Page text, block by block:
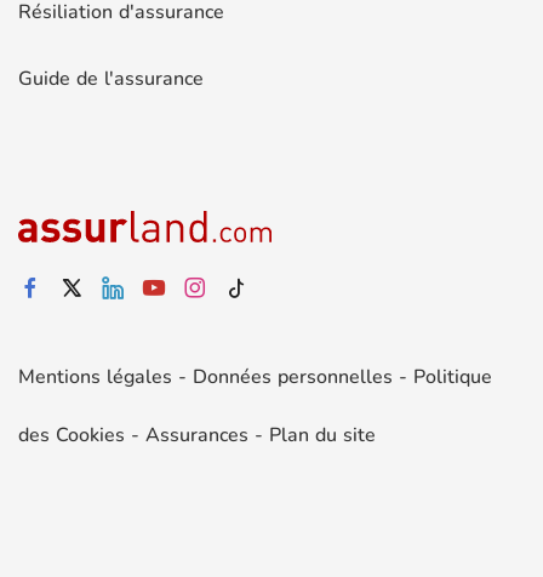
Résiliation d'assurance
Guide de l'assurance
Mentions légales - Données personnelles - Politique
des Cookies - Assurances - Plan du site